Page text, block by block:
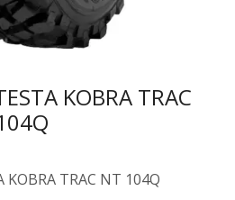
KOBRA TRAC
TRAC NT 104Q